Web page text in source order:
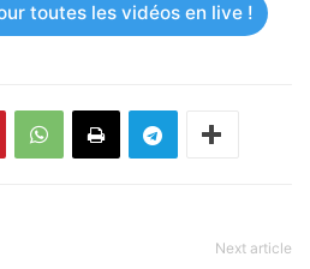
toutes les vidéos en live !
Next article